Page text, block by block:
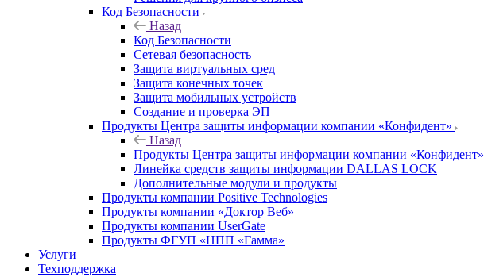
Код Безопасности
Назад
Код Безопасности
Сетевая безопасность
Защита виртуальных сред
Защита конечных точек
Защита мобильных устройств
Создание и проверка ЭП
Продукты Центра защиты информации компании «Конфидент»
Назад
Продукты Центра защиты информации компании «Конфидент»
Линейка средств защиты информации DALLAS LOCK
Дополнительные модули и продукты
Продукты компании Positive Technologies
Продукты компании «Доктор Веб»
Продукты компании UserGate
Продукты ФГУП «НПП «Гамма»
Услуги
Техподдержка